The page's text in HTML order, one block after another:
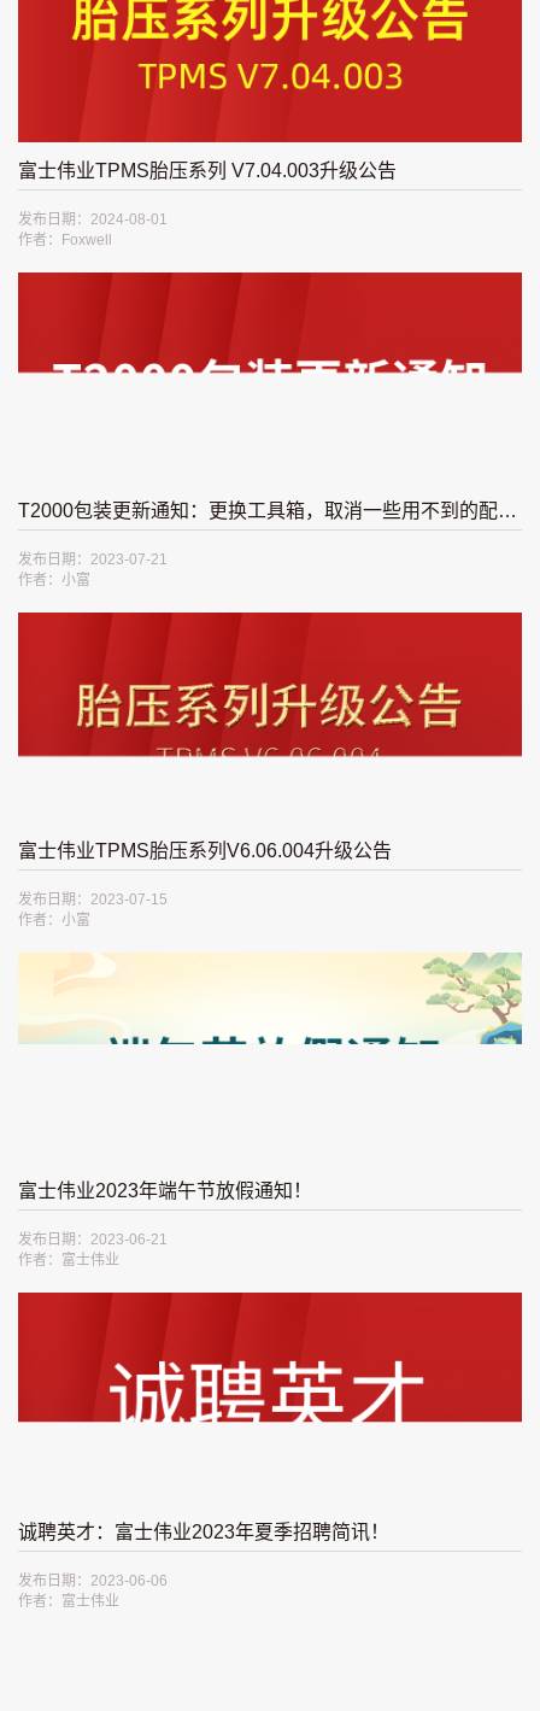
富士伟业TPMS胎压系列 V7.04.003升级公告
发布日期：2024-08-01
作者：Foxwell
T2000包装更新通知：更换工具箱，取消一些用不到的配置！产品更精美！携带更方便！
发布日期：2023-07-21
作者：小富
富士伟业TPMS胎压系列V6.06.004升级公告
发布日期：2023-07-15
作者：小富
富士伟业2023年端午节放假通知！
发布日期：2023-06-21
作者：富士伟业
诚聘英才：富士伟业2023年夏季招聘简讯！
发布日期：2023-06-06
作者：富士伟业